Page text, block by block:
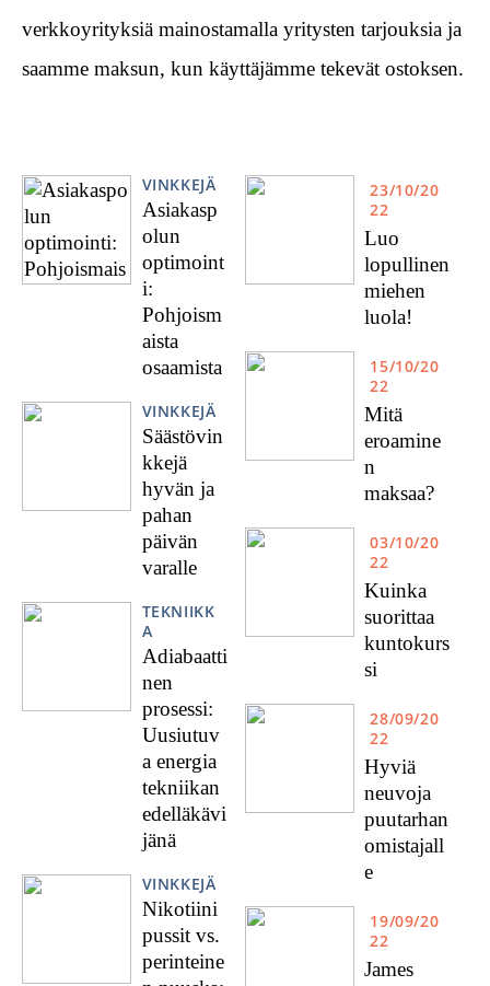
verkkoyrityksiä mainostamalla yritysten tarjouksia ja
saamme maksun, kun käyttäjämme tekevät ostoksen.
VINKKEJÄ
Asiakasp
olun
optimoint
i:
Pohjoism
aista
osaamista
VINKKEJÄ
Säästövin
kkejä
hyvän ja
pahan
päivän
varalle
TEKNIIKK
A
Adiabaatti
nen
prosessi:
Uusiutuv
a energia
tekniikan
edelläkävi
jänä
VINKKEJÄ
Nikotiini
pussit vs.
perinteine
23/10/20
22
Luo
lopullinen
miehen
luola!
15/10/20
22
Mitä
eroamine
n
maksaa?
03/10/20
22
Kuinka
suorittaa
kuntokurs
si
28/09/20
22
Hyviä
neuvoja
puutarhan
omistajall
e
19/09/20
22
James